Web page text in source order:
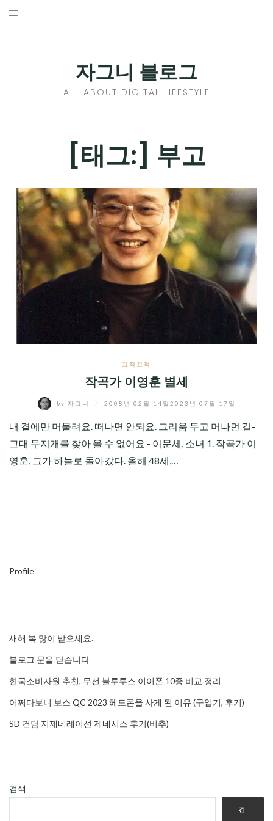
Skip
자그니 블로그
ALL ABOUT DIGITAL LIFESTYLE
[태그:] 부고
끄적끄적
작곡가 이영훈 별세
by 자그니 2008년 02월 14일 2023년 07월 17일
내 곁에만 머물려요. 떠나면 안되요. 그리움 두고 머나먼 길-
그대 무지개를 찾아 올 수 없어요 - 이문세, 소녀 1. 작곡가 이
영훈, 그가 하늘로 돌아갔다. 올해 48세,…
Profile
새해 복 많이 받으세요.
블로그 문을 닫습니다
한국소비자원 추천, 무선 블루투스 이어폰 10종 비교 정리
어쩌다보니 보스 QC 2023 헤드폰을 사게 된 이유 (구입기, 후기)
SD 건담 지제네레이션 제네시스 후기(비추)
검색
검
CHILD
EXPAND
CHILD
MENU
신제품
EXPAND
CHILD
MENU
제품리뷰
EXPAND
CHILD
MENU